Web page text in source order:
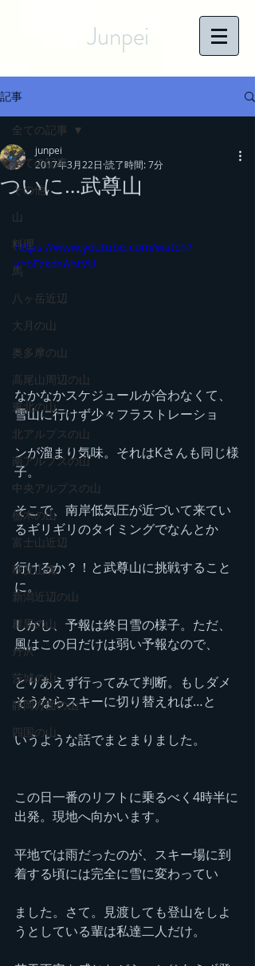
Junpei
記事
全ての記事
その他
山
料理
馬
八ヶ岳近辺
大月の山
奥多摩の山
高尾山周辺の山
東北の山
北アルプスの山
南アルプスの山
中央アルプスの山
栃木の山
富士山近辺
秩父山塊
新潟近辺の山
群馬の山
丹沢
茨城の山
静岡方面の山
四国の山
全ての記事
ついに…武尊山
junpei
2017年3月22日 読了時間: 7分
https://www.youtube.com/watch?
v=bFzkdsAhtVU
なかなかスケジュールが合わなくて、
雪山に行けず少々フラストレーショ
ンが溜まり気味。それはKさんも同じ様
子。
そこで、南岸低気圧が近づいて来てい
るギリギリのタイミングでなんとか
行けるか？！と武尊山に挑戦すること
に。
しかし、予報は終日雪の様子。ただ、
風はこの日だけは弱い予報なので、
とりあえず行ってみて判断。もしダメ
そうならスキーに切り替えれば…と
いうような話でまとまりました。
この日一番のリフトに乗るべく4時半に
出発。現地へ向かいます。
平地では雨だったのが、スキー場に到
着する頃には完全に雪に変わってい
ました。さて。見渡しても登山をしよ
うとしている輩は私達二人だけ。